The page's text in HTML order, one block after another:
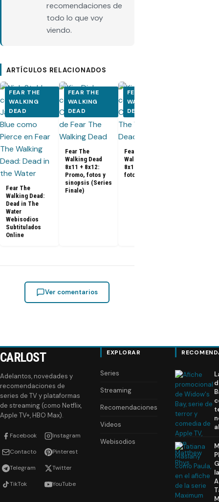
recomendaciones de
todo lo que voy
viendo.
ARTÍCULOS RELACIONADOS
FEAR THE
WALKING
DEAD
Fear The
Walking Dead:
Dead in The
Water
Webisodios
Subtitulados
Online
FEAR THE
WALKING
DEAD
Fear The
Walking Dead
8x11 + 8x12:
Promo, fotos y
sinopsis (Series
Finale)
FEAR THE
WALKING
DEAD
Fear The
Walking Dead
8x10: Promo,
fotos y sinopsis
Ver comentarios
CARLOST
Adelantos, novedades y
recomendaciones de
series de TV y plataformas
de streaming (como Netflix,
Apple TV+, HBO Max).
Facebook Instagram
Contacto Pinterest
Telegram Twitter
TikTok YouTube
EXPLORAR
Series
Streaming
Recomendaciones
Videos
Webisodios